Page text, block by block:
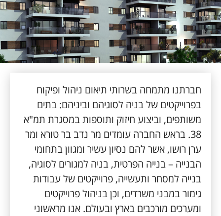
חברתנו מתמחה בשרותי תיאום ניהול ופיקוח
בפרוייקטים של בניה לסוגיהם וביניהם: בתים
משותפים, וביצוע חיזוק ותוספות במסגרת תמ"א
38. בראש החברה עומדים מר נדב בר טורא ומר
ערן רושו, אשר להם נסיון עשיר ומגוון בתחומי
הבנייה – בנייה הפרטית, בניה למגורים לסוגיה,
בנייה למסחר ותעשייה, פרוייקטים של עבודות
גימור במבני משרדים, וכן בניהול פרוייקטים
ומערכים מורכבים בארץ ובעולם. אנו מראשוני